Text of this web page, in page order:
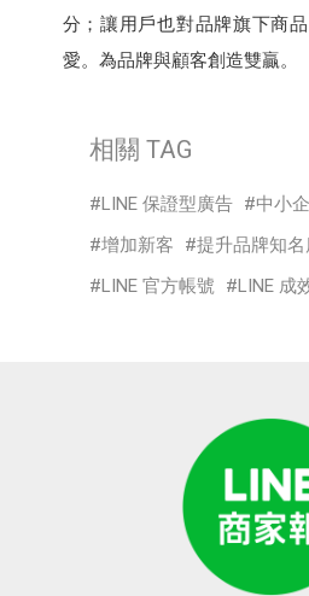
分；讓用戶也對品牌旗下商
愛。為品牌與顧客創造雙贏。
相關 TAG
LINE 保證型廣告
中小
增加新客
提升品牌知名
LINE 官方帳號
LINE 成